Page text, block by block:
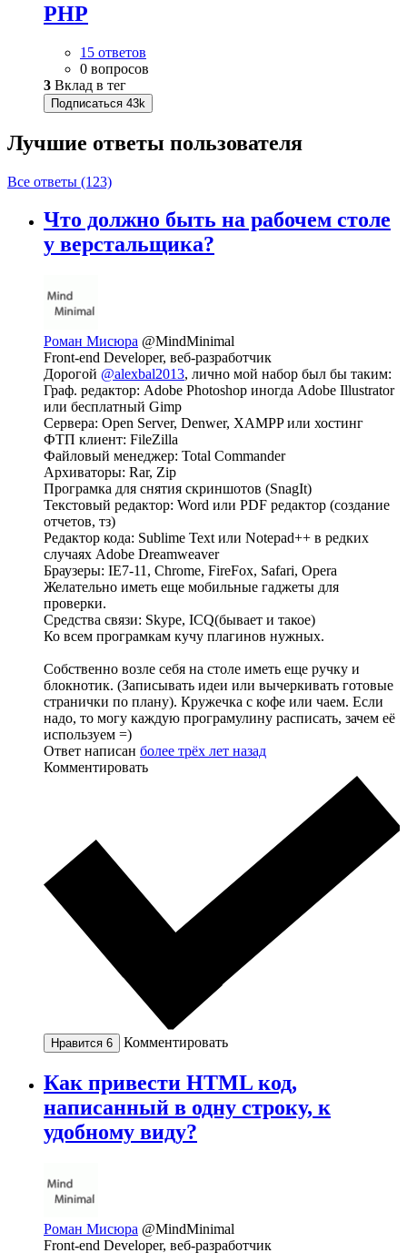
PHP
15 ответов
0 вопросов
3 Вклад в тег
Подписаться 43k
Лучшие ответы пользователя
Все ответы (123)
Что должно быть на рабочем столе
у верстальщика?
Роман Мисюра @MindMinimal
Front-end Developer, веб-разработчик
Дорогой @alexbal2013, лично мой набор был бы таким:
Граф. редактор: Adobe Photoshop иногда Adobe Illustrator
или бесплатный Gimp
Сервера: Open Server, Denwer, XAMPP или хостинг
ФТП клиент: FileZilla
Файловый менеджер: Total Commander
Архиваторы: Rar, Zip
Програмка для снятия скриншотов (SnagIt)
Текстовый редактор: Word или PDF редактор (создание
отчетов, тз)
Редактор кода: Sublime Text или Notepad++ в редких
случаях Adobe Dreamweaver
Браузеры: IE7-11, Chrome, FireFox, Safari, Opera
Желательно иметь еще мобильные гаджеты для
проверки.
Средства связи: Skype, ICQ(бывает и такое)
Ко всем програмкам кучу плагинов нужных.
Собственно возле себя на столе иметь еще ручку и
блокнотик. (Записывать идеи или вычеркивать готовые
странички по плану). Кружечка с кофе или чаем. Если
надо, то могу каждую програмулину расписать, зачем её
используем =)
Ответ написан более трёх лет назад
Комментировать
Нравится 6 Комментировать
Как привести HTML код,
написанный в одну строку, к
удобному виду?
Роман Мисюра @MindMinimal
Front-end Developer, веб-разработчик